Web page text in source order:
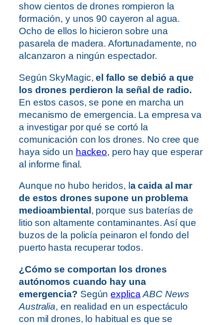
show cientos de drones rompieron la
formación, y unos 90 cayeron al agua.
Ocho de ellos lo hicieron sobre una
pasarela de madera. Afortunadamente, no
alcanzaron a ningún espectador.
Según SkyMagic,el fallo se debió a que
los drones perdieron la señal de radio.
En estos casos, se pone en marcha un
mecanismo de emergencia. La empresa va
a investigar por qué se cortó la
comunicación con los drones. No cree que
haya sido un hackeo, pero hay que esperar
al informe final.
Aunque no hubo heridos, l a caida al mar
de estos drones supone un problema
medioambiental , porque sus baterías de
litio son altamente contaminantes. Así que
buzos de la policía peinaron el fondo del
puerto hasta recuperar todos.
¿Cómo se comportan los drones
autónomos cuando hay una
emergencia? Segúnexplica ABC News
Australia, en realidad en un espectáculo
con mil drones, lo habitual es que se